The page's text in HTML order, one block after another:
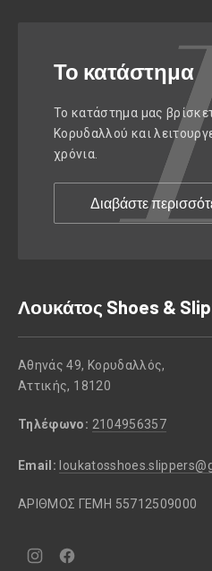
Το κατάστημα
Το κατάστημα μας
Κορυδαλλού και
χρόνια.
Διαβάστε
Λουκάτος Shoes &
Αθηνάς 49, Κορυδαλλός,
Αττικής, 18120
Τηλέφωνο: 2104956357
Email:
ΑΡΙΘΜΟΣ ΓΕΜΗ 55712509000
Νέο
Νέο